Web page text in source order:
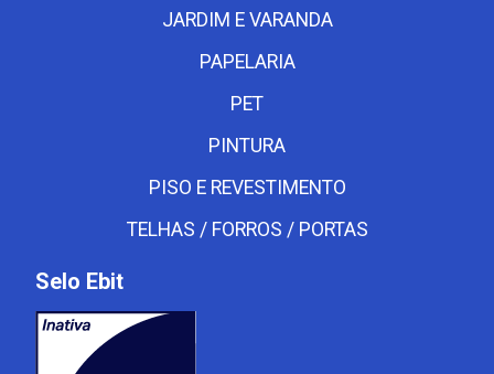
JARDIM E VARANDA
PAPELARIA
PET
PINTURA
PISO E REVESTIMENTO
TELHAS / FORROS / PORTAS
Selo Ebit